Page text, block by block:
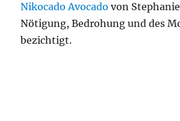
Nikocado Avocado von
Nötigung, Bedrohung und des
bezichtigt.